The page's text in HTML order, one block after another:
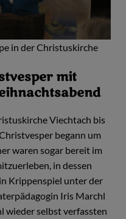
in der Christuskirche
mit
Viechtach bis
begann um
waren sogar bereit im
in dessen
Krippenspiel unter der
Iris Marchl
wieder selbst verfassten